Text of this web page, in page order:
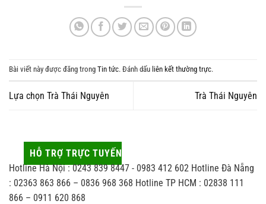
Bài viết này được đăng trong Tin tức. Đánh dấu liên kết thường trực.
Lựa chọn Trà Thái Nguyên Trà Thái Nguyên
HỖ TRỢ TRỰC TUYẾN
Hotline Hà Nội : 0243 839 8447 - 0983 412 602 Hotline Đà Nẵng
: 02363 863 866 – 0836 968 368 Hotline TP HCM : 02838 111
866 – 0911 620 868